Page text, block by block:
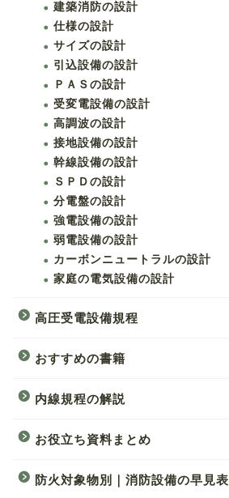
建築消防の設計
仕様の設計
サイズの設計
引込設備の設計
ＰＡＳの設計
受変電設備の設計
高調波の設計
接地設備の設計
幹線設備の設計
ＳＰＤの設計
分電盤の設計
強電設備の設計
弱電設備の設計
カーボンニュートラルの設計
家庭の電気設備の設計
高圧受電設備規程
おすすめの書籍
内線規程の解説
お役立ち資料まとめ
防火対象物別｜消防設備の早見表